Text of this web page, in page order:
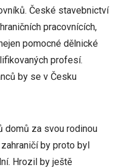
České stavebnictví
pracovnících,
pomocné dělnické
profesí.
by se v Česku
domů za svou rodinou
by proto byl
Hrozil by ještě